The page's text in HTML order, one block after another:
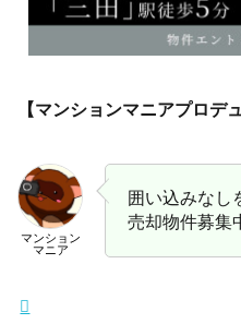
【マンションマニアプロデ
マンション
マニア
囲い込みな
売却物件募